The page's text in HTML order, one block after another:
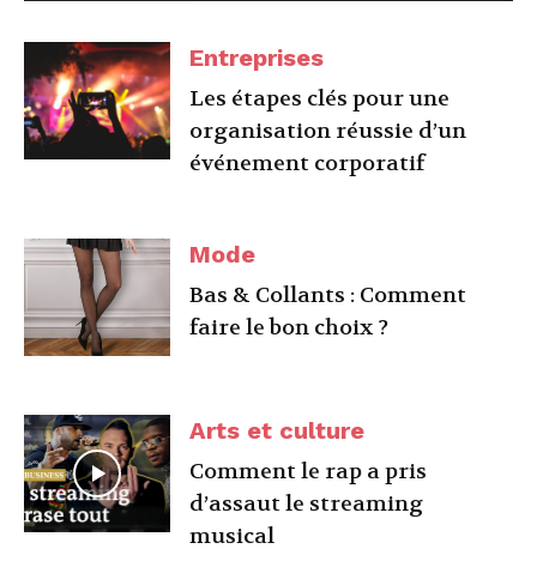
Entreprises
Les étapes clés pour une
organisation réussie d’un
événement corporatif
Mode
Bas & Collants : Comment
faire le bon choix ?
Arts et culture
Comment le rap a pris
d’assaut le streaming
musical